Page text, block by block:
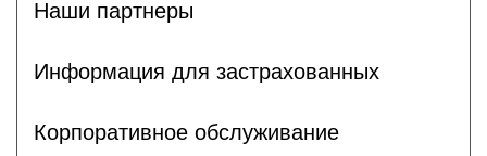
Наши партнеры
Информация для застрахованных
Корпоративное обслуживание